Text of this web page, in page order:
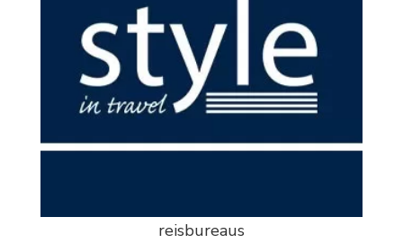
reisbureaus